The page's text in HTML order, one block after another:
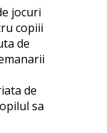
jocuri
copiii
de
de
sa